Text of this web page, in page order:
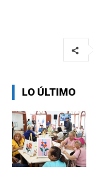
LO ÚLTIMO